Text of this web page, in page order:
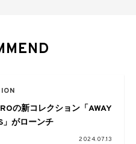
の新コレクション「AWAY
」がローンチ
2024.07.13